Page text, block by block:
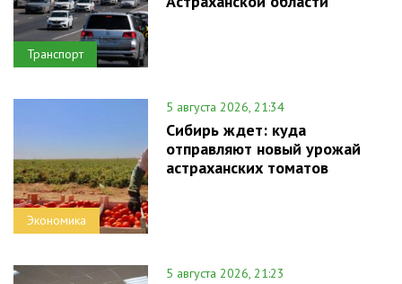
Транспорт
Экономика
5 августа 2026, 21:34
Сибирь ждет: куда
отправляют новый урожай
астраханских томатов
5 августа 2026, 21:23